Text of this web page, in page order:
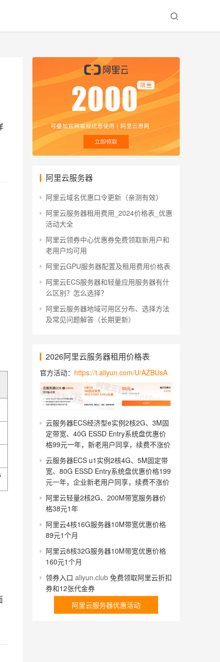
阿里云服务器
阿里云域名优惠口令更新（亲测有效）
阿里云服务器租用费用_2024价格表_优惠
活动大全
阿里云领券中心优惠券免费领取新用户和
老用户均可用
阿里云GPU服务器配置及租用费用价格表
阿里云ECS服务器和轻量应用服务器有什
么区别？怎么选择？
阿里云服务器地域可用区分布、选择方法
及常见问题解答（长期更新）
2026阿里云服务器租用价格表
官方活动： https://t.aliyun.com/U/AZBUsA
云服务器ECS经济型e实例2核2G、3M固
定带宽、40G ESSD Entry系统盘优惠价
格99元一年，新老用户同享，续费不涨价
云服务器ECS u1实例2核4G、5M固定带
宽、80G ESSD Entry系统盘优惠价格199
元一年，企业新老用户同享，续费不涨价
阿里云轻量2核2G、200M带宽服务器价
格38元1年
阿里云4核16G服务器10M带宽优惠价格
89元1个月
阿里云8核32G服务器10M带宽优惠价格
160元1个月
领券入口 aliyun.club 免费领取阿里云折扣
券和12张代金券
阿里云服务器优惠活动